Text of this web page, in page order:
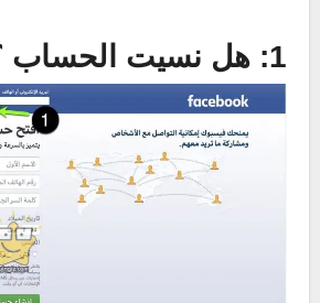
1: هل نسيت الحساب ؟